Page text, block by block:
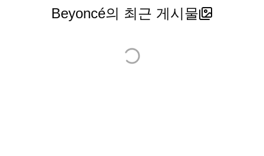
Beyoncé의 최근 게시물